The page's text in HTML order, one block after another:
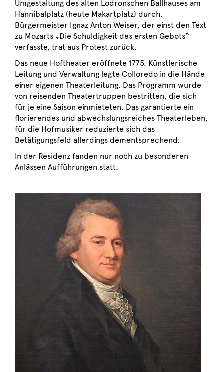
Umgestaltung des alten Lodronschen Ballhauses am
Hannibalplatz (heute Makartplatz) durch.
Bürgermeister Ignaz Anton Weiser, der einst den Text
zu Mozarts „Die Schuldigkeit des ersten Gebots“
verfasste, trat aus Protest zurück.
Das neue Hoftheater eröffnete 1775. Künstlerische
Leitung und Verwaltung legte Colloredo in die Hände
einer eigenen Theaterleitung. Das Programm wurde
von reisenden Theatertruppen bestritten, die sich
für je eine Saison einmieteten. Das garantierte ein
florierendes und abwechslungsreiches Theaterleben,
für die Hofmusiker reduzierte sich das
Betätigungsfeld allerdings dementsprechend.
In der Residenz fanden nur noch zu besonderen
Anlässen Aufführungen statt.